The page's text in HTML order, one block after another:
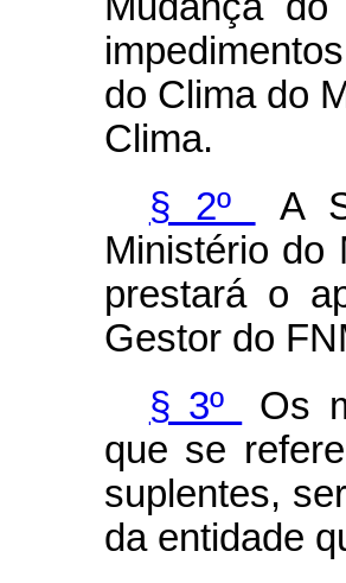
do Clima do
Clima.
§ 2º
A
Ministério do
prestará o
Gestor do
§ 3º
Os
que se
suplentes,
da entidade